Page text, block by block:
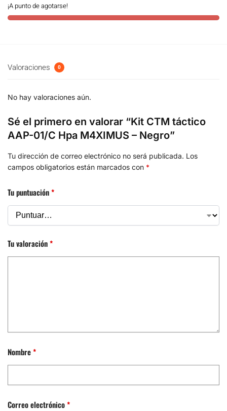
¡A punto de agotarse!
Valoraciones 0
No hay valoraciones aún.
Sé el primero en valorar “Kit CTM táctico
AAP-01/C Hpa M4XIMUS – Negro”
Tu dirección de correo electrónico no será publicada. Los
campos obligatorios están marcados con *
Tu puntuación*
Tu valoración*
Nombre*
Correo electrónico*